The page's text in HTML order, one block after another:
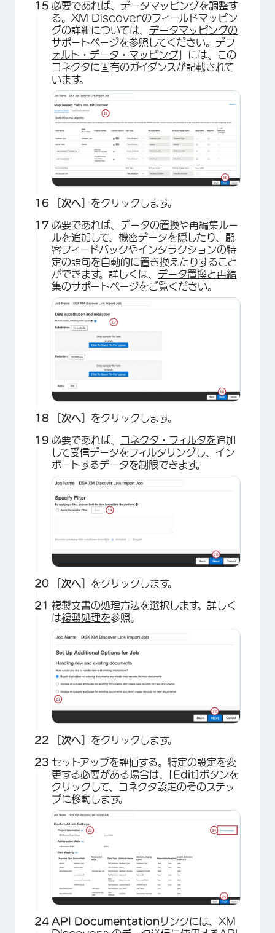
必要であれば、データマッピングを調整す
る。XM Discoverのフィールドマッピン
グの詳細については、 データマッピングの
サポートページを参照してください。 デフ
ォルト・データ・マッピング 」には、この
コネクタに固有のガイダンスが記載されて
います。
次へ ］をクリックします。
必要であれば、データの置換や再編集ルー
ルを追加して、機密データを隠したり、顧
客フィードバックやインタラクションの特
定の語句を自動的に置き換えたりすること
ができます。詳しくは、 データ置換と再編
集のサポートページをご覧ください。
次へ ］をクリックします。
必要であれば、 コネクタ・フィルタを追加
して受信データをフィルタリングし、イン
ポートするデータを制限できます。
次へ ］をクリックします。
複製文書の処理方法を選択します。詳しく
は複製処理を参照。
次へ ］をクリックします。
セットアップを評価する。特定の設定を変
更する必要がある場合は、[ Edit] ボタンを
クリックして、コネクタ設定のそのステッ
プに移動します。
API Documentation リンクには、XM